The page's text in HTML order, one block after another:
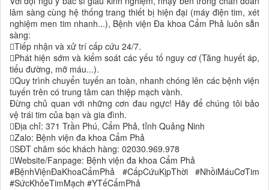
lâm sàng cùng hệ thống trang thiết bị hiện đại (máy điện tim, xét
nghiệm men tim nhanh...), Bệnh viện Đa khoa Cẩm Phả luôn sẵn
sàng:
Tiếp nhận và xử trí cấp cứu 24/7.
Phát hiện sớm và kiểm soát các yếu tố nguy cơ (Tăng huyết áp,
tiểu đường, mỡ máu...).
Quy trình chuyển tuyến an toàn, nhanh chóng lên các bệnh viện
tuyến trên có trung tâm can thiệp mạch vành.
Đừng chủ quan với những cơn đau ngực! Hãy để chúng tôi bảo
vệ trái tim của bạn và gia đình.
Địa chỉ: 371 Trần Phú, Cẩm Phả, tỉnh Quảng Ninh
Zalo: Bệnh viện đa khoa Cẩm Phả
SĐT chăm sóc khách hàng: 02030.969.978
Website/Fanpage: Bệnh viện đa khoa Cẩm Phả
#BệnhViệnĐaKhoaCẩmPhả #CấpCứuKịpThời #NhồiMáuCơTim
#SứcKhỏeTimMạch #YTếCẩmPhả